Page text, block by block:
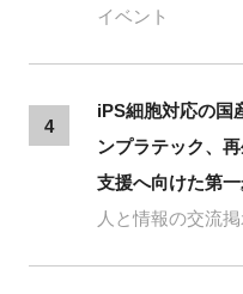
イベント
4
iPS細胞対応の国
ンプラテック、
支援へ向けた第
人と情報の交流